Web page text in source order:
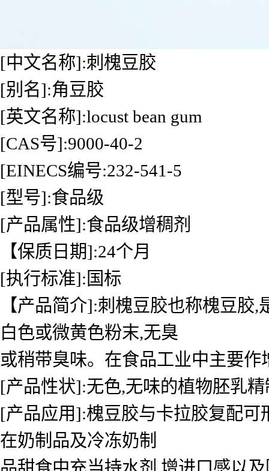
[中文名称]:刺槐豆胶
[别名]:角豆胶
[英文名称]:locust bean gum
[CAS号]:9000-40-2
[EINECS编号:232-541-5
[型号]:食品级
[产品属性]:食品级增稠剂
【保质日期]:24个月
[执行标准]:国标
【产品简介]:刺槐豆胶也称槐豆
白色或微黄色粉末,无臭
或稍带臭味。在食品工业中主要
[产品性状]:无色,无味的植物胚乳
[产品应用]:槐豆胶与卡拉胶复配
在奶制品及冷冻奶制